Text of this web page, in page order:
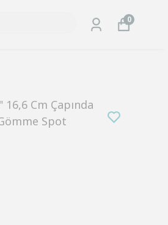
0
16,6 Cm Çapında
Spot